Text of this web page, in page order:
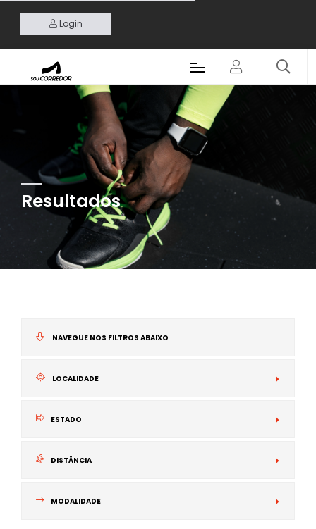
Login
Resultados
NAVEGUE NOS FILTROS ABAIXO
LOCALIDADE
ESTADO
DISTÂNCIA
MODALIDADE